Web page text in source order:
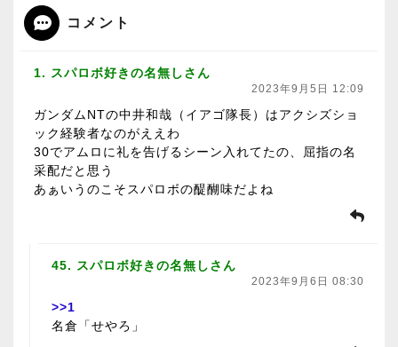
コメント
1. スパロボ好きの名無しさん
2023年9月5日 12:09
ガンダムNTの中井和哉（イアゴ隊長）はアクシズショ
ック経験者なのがええわ
30でアムロに礼を告げるシーン入れてたの、屈指の名
采配だと思う
あぁいうのこそスパロボの醍醐味だよね
45. スパロボ好きの名無しさん
2023年9月6日 08:30
>>1
名倉「せやろ」